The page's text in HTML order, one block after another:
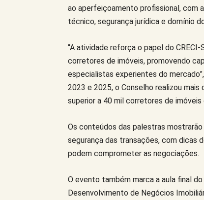
ao aperfeiçoamento profissional, com
técnico, segurança jurídica e domínio
“A atividade reforça o papel do
corretores de imóveis, promovendo
especialistas experientes do
2023 e 2025, o Conselho realizou
superior a 40 mil corretores de
Os conteúdos das palestras
segurança das transações, com dicas
podem comprometer as negociações.
O evento também marca a aula final
Desenvolvimento de Negócios